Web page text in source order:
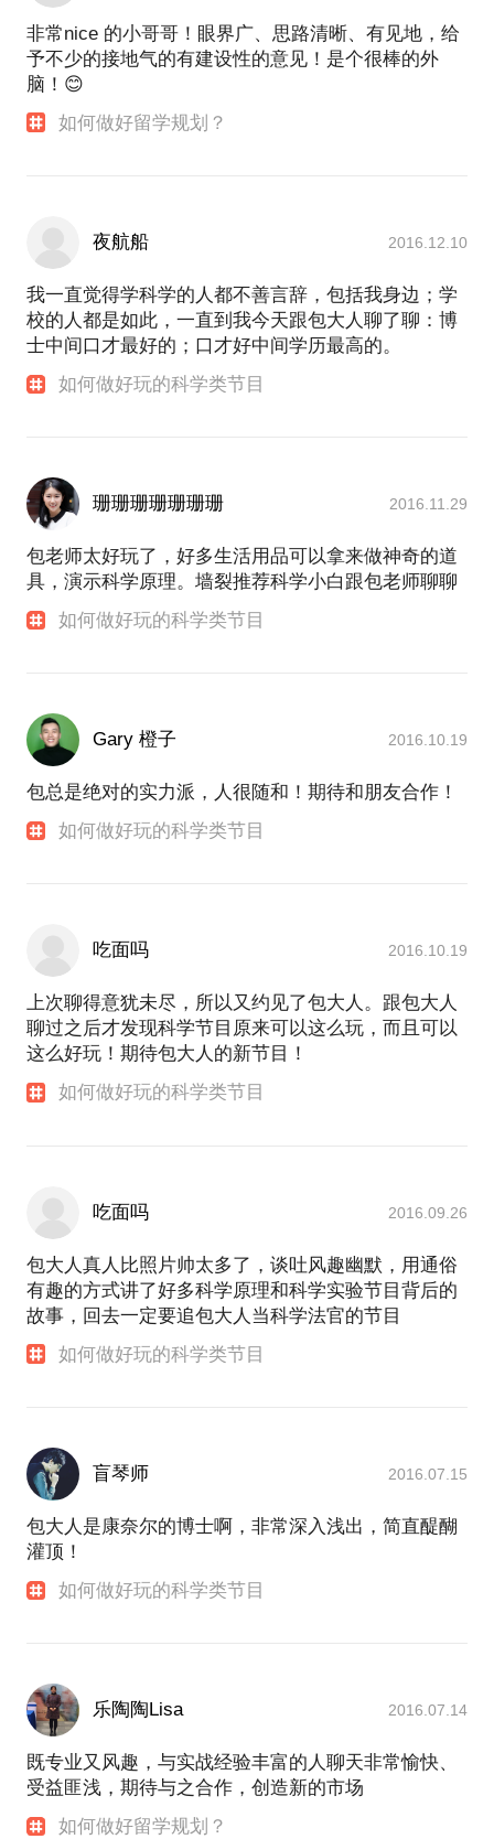
非常nice 的小哥哥！眼界广、思路清晰、有见地，给
予不少的接地气的有建设性的意见！是个很棒的外
脑！😊
如何做好留学规划？
夜航船 2016.12.10
我一直觉得学科学的人都不善言辞，包括我身边；学
校的人都是如此，一直到我今天跟包大人聊了聊：博
士中间口才最好的；口才好中间学历最高的。
如何做好玩的科学类节目
珊珊珊珊珊珊珊 2016.11.29
包老师太好玩了，好多生活用品可以拿来做神奇的道
具，演示科学原理。墙裂推荐科学小白跟包老师聊聊
如何做好玩的科学类节目
Gary 橙子 2016.10.19
包总是绝对的实力派，人很随和！期待和朋友合作！
如何做好玩的科学类节目
吃面吗 2016.10.19
上次聊得意犹未尽，所以又约见了包大人。跟包大人
聊过之后才发现科学节目原来可以这么玩，而且可以
这么好玩！期待包大人的新节目！
如何做好玩的科学类节目
吃面吗 2016.09.26
包大人真人比照片帅太多了，谈吐风趣幽默，用通俗
有趣的方式讲了好多科学原理和科学实验节目背后的
故事，回去一定要追包大人当科学法官的节目
如何做好玩的科学类节目
盲琴师 2016.07.15
包大人是康奈尔的博士啊，非常深入浅出，简直醍醐
灌顶！
如何做好玩的科学类节目
乐陶陶Lisa 2016.07.14
既专业又风趣，与实战经验丰富的人聊天非常愉快、
受益匪浅，期待与之合作，创造新的市场
如何做好留学规划？